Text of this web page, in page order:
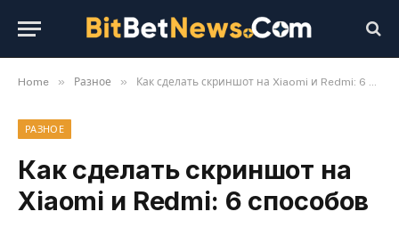
Home » Разное » Как сделать скриншот на Xiaomi и Redmi: 6 способов
РАЗНОЕ
Как сделать скриншот на
Xiaomi и Redmi: 6 способов